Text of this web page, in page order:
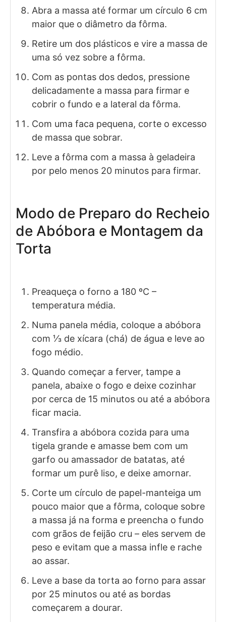
Abra a massa até formar um círculo 6 cm
maior que o diâmetro da fôrma.
Retire um dos plásticos e vire a massa de
uma só vez sobre a fôrma.
Com as pontas dos dedos, pressione
delicadamente a massa para firmar e
cobrir o fundo e a lateral da fôrma.
Com uma faca pequena, corte o excesso
de massa que sobrar.
Leve a fôrma com a massa à geladeira
por pelo menos 20 minutos para firmar.
Modo de Preparo do Recheio
de Abóbora e Montagem da
Torta
Preaqueça o forno a 180 ºC –
temperatura média.
Numa panela média, coloque a abóbora
com ⅓ de xícara (chá) de água e leve ao
fogo médio.
Quando começar a ferver, tampe a
panela, abaixe o fogo e deixe cozinhar
por cerca de 15 minutos ou até a abóbora
ficar macia.
Transfira a abóbora cozida para uma
tigela grande e amasse bem com um
garfo ou amassador de batatas, até
formar um purê liso, e deixe amornar.
Corte um círculo de papel-manteiga um
pouco maior que a fôrma, coloque sobre
a massa já na forma e preencha o fundo
com grãos de feijão cru – eles servem de
peso e evitam que a massa infle e rache
ao assar.
Leve a base da torta ao forno para assar
por 25 minutos ou até as bordas
começarem a dourar.